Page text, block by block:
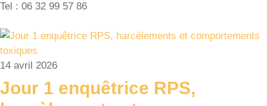
Tel : 06 32 99 57 86
14 avril 2026
Jour 1 enquêtrice RPS,